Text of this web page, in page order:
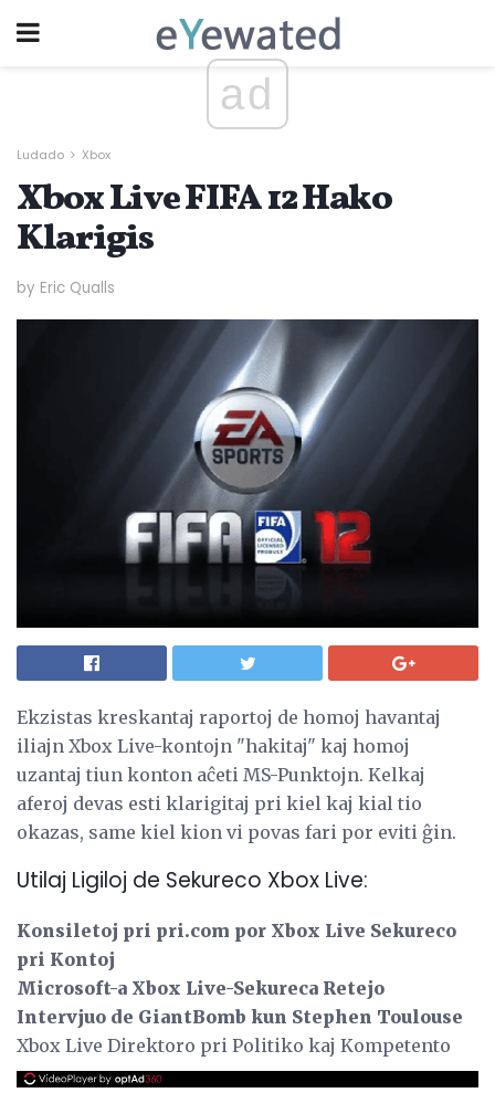
ad
Ludado Xbox
Xbox Live FIFA 12 Hako
Klarigis
by Eric Qualls
Ekzistas kreskantaj raportoj de homoj havantaj
iliajn Xbox Live-kontojn "hakitaj" kaj homoj
uzantaj tiun konton aĉeti MS-Punktojn. Kelkaj
aferoj devas esti klarigitaj pri kiel kaj kial tio
okazas, same kiel kion vi povas fari por eviti ĝin.
Utilaj Ligiloj de Sekureco Xbox Live:
Konsiletoj pri pri.com por Xbox Live Sekureco
pri Kontoj
Microsoft-a Xbox Live-Sekureca Retejo
Intervjuo de GiantBomb kun Stephen Toulouse
Xbox Live Direktoro pri Politiko kaj Kompetento